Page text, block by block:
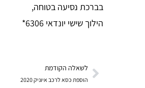
בברכת נסיעה בטוחה,
הילוך שישי יונדאי 6306*
לשאלה הקודמת
הוספת כסא לרכב איוניק 2020